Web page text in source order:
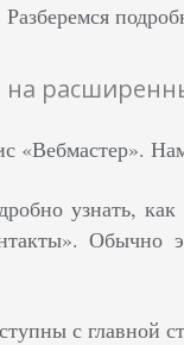
«Вебмастер».
узнать,
Обычно
с главной